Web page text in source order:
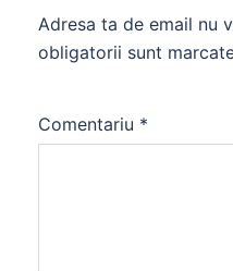
Adresa ta de email nu
obligatorii sunt
Comentariu *